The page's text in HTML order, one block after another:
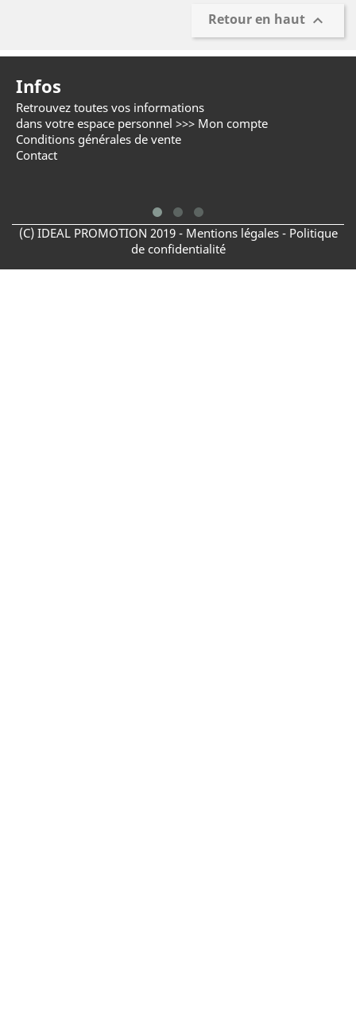
Retour en haut 
Infos
Retrouvez toutes vos informations
dans votre espace personnel >>> Mon compte
Conditions générales de vente
Contact
(C) IDEAL PROMOTION 2019 - Mentions légales - Politique
de confidentialité